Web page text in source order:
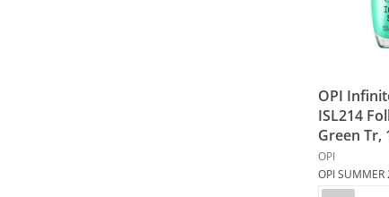
OPI
ISL214
Green Tr,
OPI
OPI SUMMER